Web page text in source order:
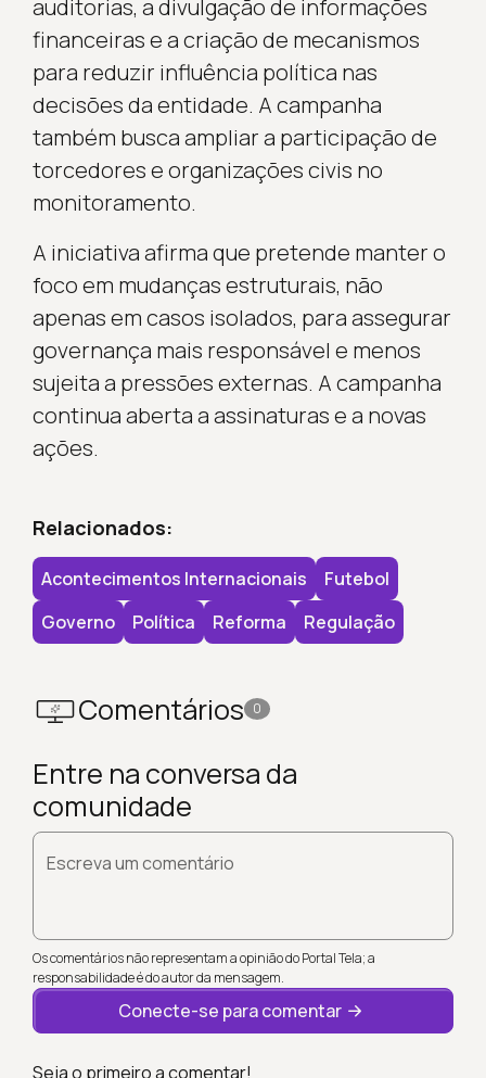
auditorias, a divulgação de informações
financeiras e a criação de mecanismos
para reduzir influência política nas
decisões da entidade. A campanha
também busca ampliar a participação de
torcedores e organizações civis no
monitoramento.
A iniciativa afirma que pretende manter o
foco em mudanças estruturais, não
apenas em casos isolados, para assegurar
governança mais responsável e menos
sujeita a pressões externas. A campanha
continua aberta a assinaturas e a novas
ações.
Relacionados:
Acontecimentos Internacionais
Futebol
Governo
Política Reforma Regulação
Comentários 0
Entre na conversa da
comunidade
Escreva um comentário
Os comentários não representam a opinião do Portal Tela; a
responsabilidade é do autor da mensagem.
Conecte-se para comentar
Seja o primeiro a comentar!